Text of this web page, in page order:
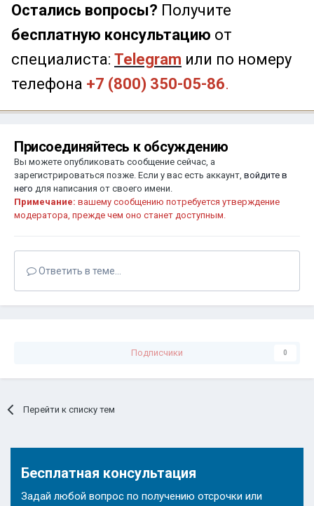
Остались вопросы? Получите
бесплатную консультацию от
специалиста: Telegram или по номеру
телефона +7 (800) 350-05-86.
Присоединяйтесь к обсуждению
Вы можете опубликовать сообщение сейчас, а
зарегистрироваться позже. Если у вас есть аккаунт, войдите в
него для написания от своего имени.
Примечание: вашему сообщению потребуется утверждение
модератора, прежде чем оно станет доступным.
Ответить в теме...
Подписчики 0
Перейти к списку тем
Бесплатная консультация
Задай любой вопрос по получению отсрочки или